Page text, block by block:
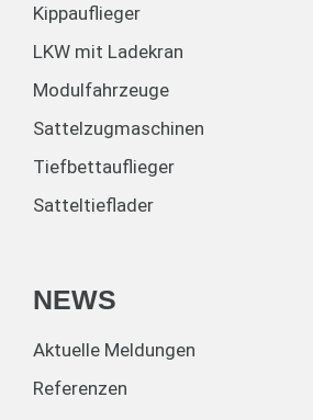
Kippauflieger
LKW mit Ladekran
Modulfahrzeuge
Sattelzugmaschinen
Tiefbettauflieger
Satteltieflader
NEWS
Aktuelle Meldungen
Referenzen